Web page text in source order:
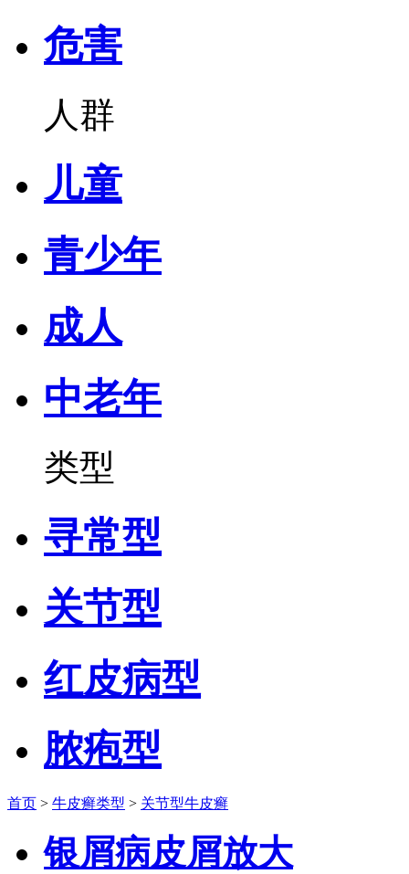
危害
人群
儿童
青少年
成人
中老年
类型
寻常型
关节型
红皮病型
脓疱型
首页 > 牛皮癣类型 > 关节型牛皮癣
银屑病皮屑放大